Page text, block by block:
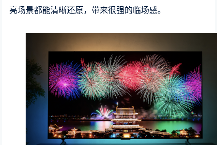
亮场景都能清晰还原，带来很强的临场感。